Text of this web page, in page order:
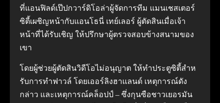
ที่แอนฟิลด์เป๊ปกวาร์ดิโอล่าผู้จัดการทีม แมนเชสเตอร์
ซิตี้เผชิญหน้ากับแอนโธนี่ เทย์เลอร์ ผู้ตัดสินเมื่อเจ้า
หน้าที่ได้รับเชิญ ให้ปรึกษาผู้ตรวจสอบข้างสนามของ
เขา
โดยผู้ช่วยผู้ตัดสินวิดีโอไม่อนุญาต ให้ทําประตูซิตี้สําห
รับการทําฟาวล์ โดยเออร์ลิงฮาแลนด์ เหตุการณ์ดัง
กล่าว และเหตุการณ์คล็อปป์ – ซึ่งกุนซือชาวเยอรมัน